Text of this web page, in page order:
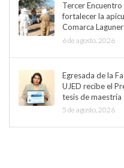
Tercer
fortalecer la
Comarca
6 de agosto, 2026
Egresada de la
UJED recibe el
tesis de maestría
5 de agosto, 2026